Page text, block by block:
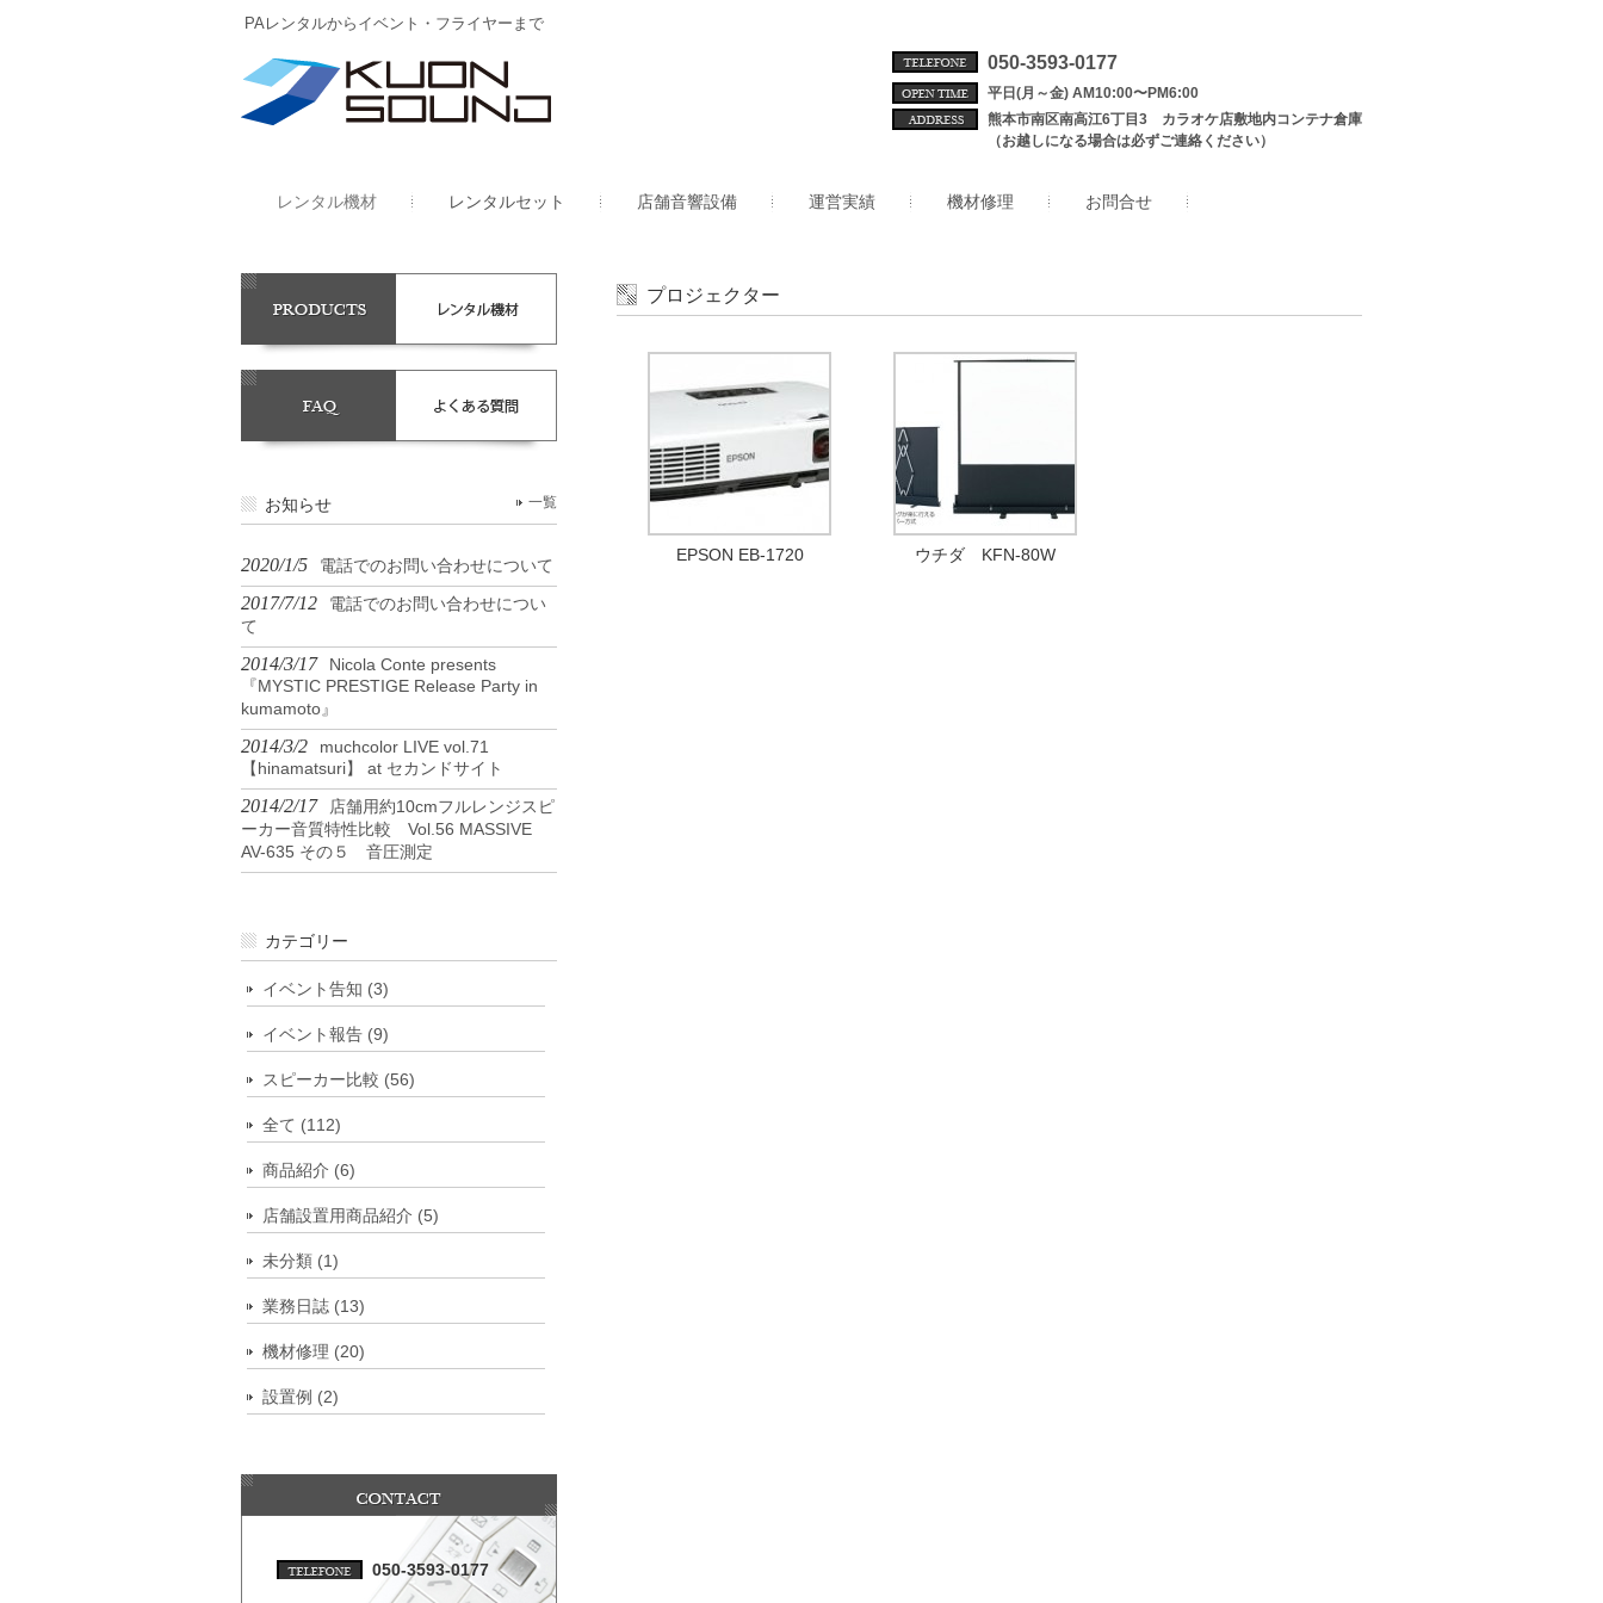
PAレンタルからイベント・フライヤーまで
050-3593-0177
平日(月～金) AM10:00〜PM6:00
熊本市南区南高江6丁目3 カラオケ店敷地内コンテナ倉庫
（お越しになる場合は必ずご連絡ください）
レンタル機材 レンタルセット 店舗音響設備 運営実績 機材修理 お問合せ
プロジェクター
EPSON EB-1720 ウチダ KFN-80W
お知らせ 一覧
2020/1/5 電話でのお問い合わせについて
2017/7/12
電話でのお問い合わせについ
て
2014/3/17
Nicola Conte presents
『MYSTIC PRESTIGE Release Party in
kumamoto』
2014/3/2
muchcolor LIVE vol.71
【hinamatsuri】 at セカンドサイト
2014/2/17
店舗用約10cmフルレンジスピ
ーカー音質特性比較 Vol.56 MASSIVE
AV-635 その５ 音圧測定
カテゴリー
イベント告知 (3)
イベント報告 (9)
スピーカー比較 (56)
全て (112)
商品紹介 (6)
店舗設置用商品紹介 (5)
未分類 (1)
業務日誌 (13)
機材修理 (20)
設置例 (2)
050-3593-0177